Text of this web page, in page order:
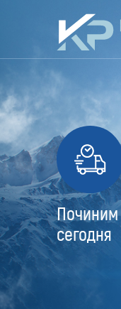
сегодня